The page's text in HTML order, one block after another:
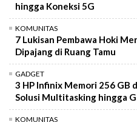
hingga Koneksi 5G
KOMUNITAS
7 Lukisan Pembawa Hoki
Dipajang di Ruang Tamu
GADGET
3 HP Infinix Memori 256 GB
Solusi Multitasking hingga
KOMUNITAS